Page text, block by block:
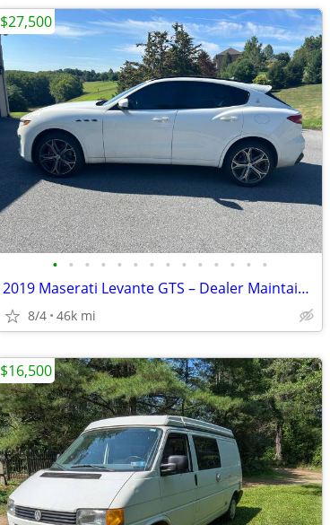
• • • • • • • • • • • • • •
2019 Maserati Levante GTS – Dealer Maintained | Exceptional Condition
8/4 46k mi
$27,500
$16,500